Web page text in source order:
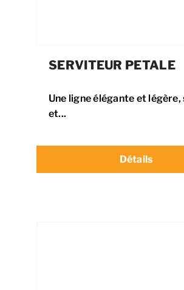
SERVITEUR PETALE
Une ligne élégante et légère,
et...
Détails